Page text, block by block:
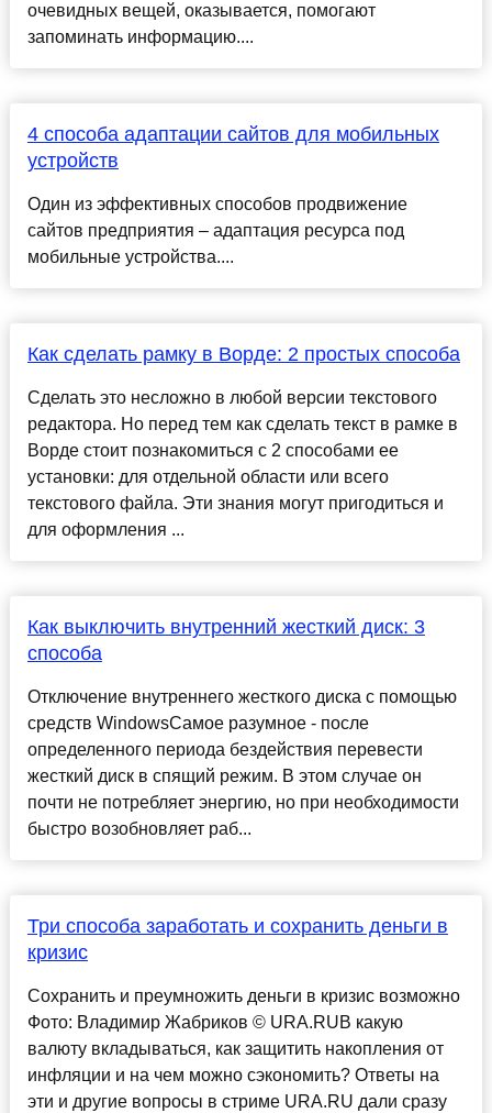
очевидных вещей, оказывается, помогают
запоминать информацию....
4 способа адаптации сайтов для мобильных
устройств
Один из эффективных способов продвижение
сайтов предприятия – адаптация ресурса под
мобильные устройства....
Как сделать рамку в Ворде: 2 простых способа
Сделать это несложно в любой версии текстового
редактора. Но перед тем как сделать текст в рамке в
Ворде стоит познакомиться с 2 способами ее
установки: для отдельной области или всего
текстового файла. Эти знания могут пригодиться и
для оформления ...
Как выключить внутренний жесткий диск: 3
способа
Отключение внутреннего жесткого диска с помощью
средств WindowsСамое разумное - после
определенного периода бездействия перевести
жесткий диск в спящий режим. В этом случае он
почти не потребляет энергию, но при необходимости
быстро возобновляет раб...
Три способа заработать и сохранить деньги в
кризис
Сохранить и преумножить деньги в кризис возможно
Фото: Владимир Жабриков © URA.RUВ какую
валюту вкладываться, как защитить накопления от
инфляции и на чем можно сэкономить? Ответы на
эти и другие вопросы в стриме URA.RU дали сразу